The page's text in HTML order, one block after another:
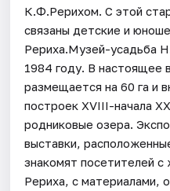
К.Ф.Рерихом. С этой
связаны детские и
Рериха.Музей-усадьба
1984 году. В настоящее
размещается на 60 га и
построек XVIII-начала
родниковые озера.
выставки,
знакомят посетителей
Рериха, с материалами,